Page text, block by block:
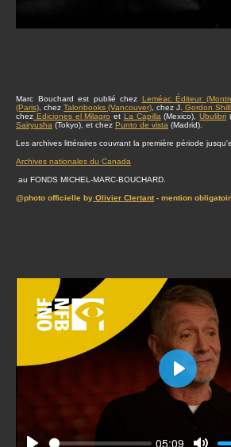
Marc Bouchard est publié chez Leméac Éditeur
(Paris) , chez Talonbooks (Vancouver) , chez J. Gordon
chez Ediciones el Milagro et La Capilla (Mexico),Ubulibri
Sairyusha (Tokyo), et chez Punto de vista (Madrid).
Les archives littéraires couvrant la première période
Archives nationales du Canada
au FONDS MICHEL-MARC-BOUCHARD.
@photo officielle by Olivier Clertant- mention
05:09
Play